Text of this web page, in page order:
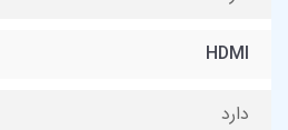
HDMI
دارد